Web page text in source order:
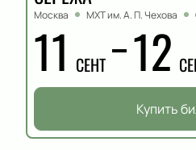
Москва МХТ им. А. П. Чехова
11 СЕНТ 12
Купить